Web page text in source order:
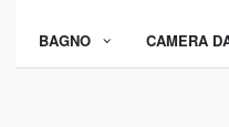
BAGNO CAMERA